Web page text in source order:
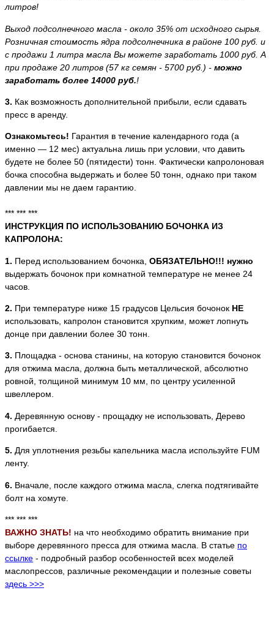
литров!
Выход подсолнечного масла - около 35% от исходного сырья.
Розничная стоимость ядра подсолнечника в районе 100 руб. и
с продажи 1 литра масла Вы можете заработать 1000 руб. А
при продаже 20 литров (57 кг семян - 5700 руб.) - можно
заработать более 14000 руб.!​
3. Как возможность дополнительной прибыли, если сдавать
пресс в аренду.
Ознакомьтесь! Гарантия в течение календарного года (а
именно — 12 мес) актуальна лишь при условии, что давить
будете не более 50 (пятидести) тонн. Фактически капролоновая
бочка способна выдержать и более 50 тонн, однако при таком
давлении мы не даем гарантию.
*** *** ***
ИНСТРУКЦИЯ ПО ИСПОЛЬЗОВАНИЮ БОЧОНКА ИЗ
КАПРОЛОНА:
1. Перед использованием бочонка, ОБЯЗАТЕЛЬНО!!! нужно
выдержать бочонок при комнатной температуре не менее 24
часов.
2. При температуре ниже 15 градусов Цельсия бочонок НЕ
использовать, капролон становится хрупким, может лопнуть
донце при давлении более 30 тонн.
3. Площадка - основа станины, на которую становится бочонок
для отжима масла, должна быть металлической, абсолютно
ровной, толщиной минимум 10 мм, по центру усиленной
швеллером.
4. Деревянную основу - прощадку не использовать, Дерево
прогибается.
5. Для уплотнения резьбы капельника масла используйте FUM
ленту.
6. Вначале, после каждого отжима масла, слегка подтягивайте
болт на хомуте.
*** *** ***
ВАЖНО ЗНАТЬ! на что необходимо обратить внимание при
выборе деревянного пресса для отжима масла. В статье по
ссылке - подробный разбор особенностей всех моделей
маслопрессов, различные рекомендации и полезные советы
здесь >>>